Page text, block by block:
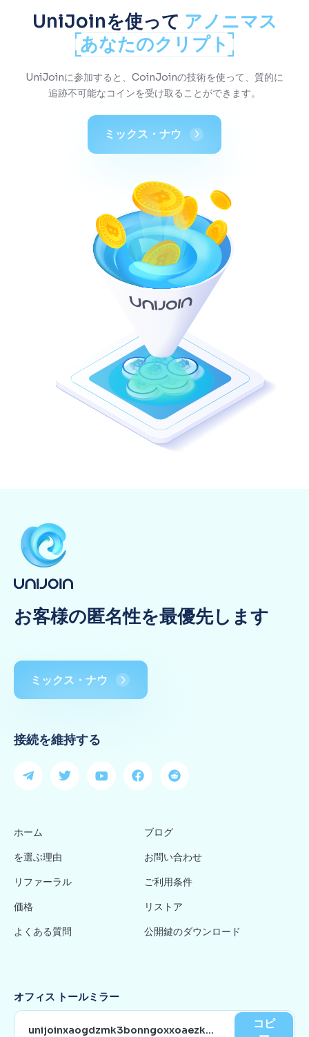
UniJoinを使って アノニマス
あなたのクリプト
UniJoinに参加すると、CoinJoinの技術を使って、質的に
追跡不可能なコインを受け取ることができます。
ミックス・ナウ
お客様の匿名性を最優先します
ミックス・ナウ
接続を維持する
ホーム
を選ぶ理由
リファーラル
価格
よくある質問
ブログ
お問い合わせ
ご利用条件
リストア
公開鍵のダウンロード
オフィス トールミラー
コピ